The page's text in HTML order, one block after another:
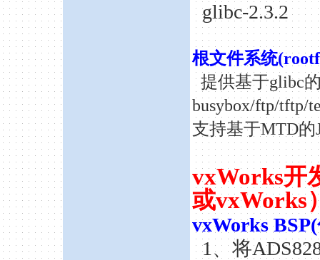
glibc-2.3.2
根文件系统
提供基于glibc
busybox/ftp/tftp/
支持基于MTD的
vxWorks开
或vxWorks
vxWorks
1、将